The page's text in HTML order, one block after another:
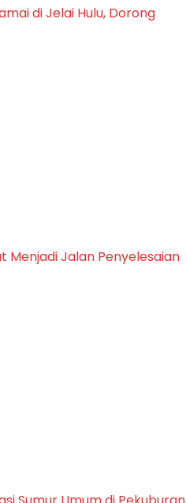
di Jelai Hulu, Dorong
Menjadi Jalan Penyelesaian